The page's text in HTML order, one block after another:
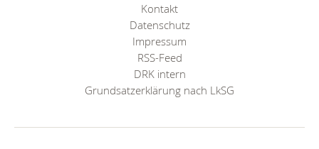
Kontakt
Datenschutz
Impressum
RSS-Feed
DRK intern
Grundsatzerklärung nach LkSG